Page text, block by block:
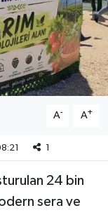
A- A+
1
24 bin
sera ve